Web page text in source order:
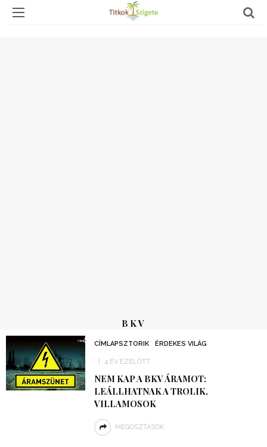
BKV
CÍMLAPSZTORIK ÉRDEKES VILÁG
4 ÉV EZELŐTT
NEM KAP A BKV ÁRAMOT:
LEÁLLHATNAK A TROLIK,
VILLAMOSOK
MEGOSZTÁSOK